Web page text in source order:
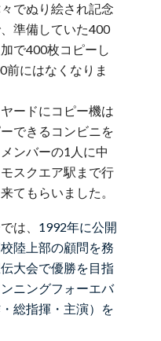
でぬり絵され記念
準備していた400
で400枚コピーし
前にはなくなりま
ードにコピー機は
できるコンビニを
ンバーの1人に中
スクエア駅まで行
てもらいました。
は、 1992年に公開
陸上部の顧問を務
大会で優勝を目指
ニングフォーエバ
総指揮・主演）を